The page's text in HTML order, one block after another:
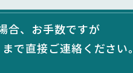
合、お手数ですが
で直接ご連絡ください。